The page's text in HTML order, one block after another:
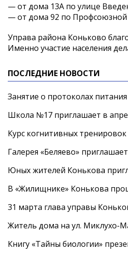
— от дома 13А по улице
— от дома 92 по Профсоюзной
Управа района Коньково
Именно участие населения
ПОСЛЕДНИЕ НОВОСТИ
Занятие о протоколах
Школа №17 приглашает в
Курс когнитивных
Галерея «Беляево»
Юных жителей Конькова
В «Жилищнике» Конькова
31 марта глава управы
Житель дома на ул. Миклухо-
Книгу «Тайны биологии»